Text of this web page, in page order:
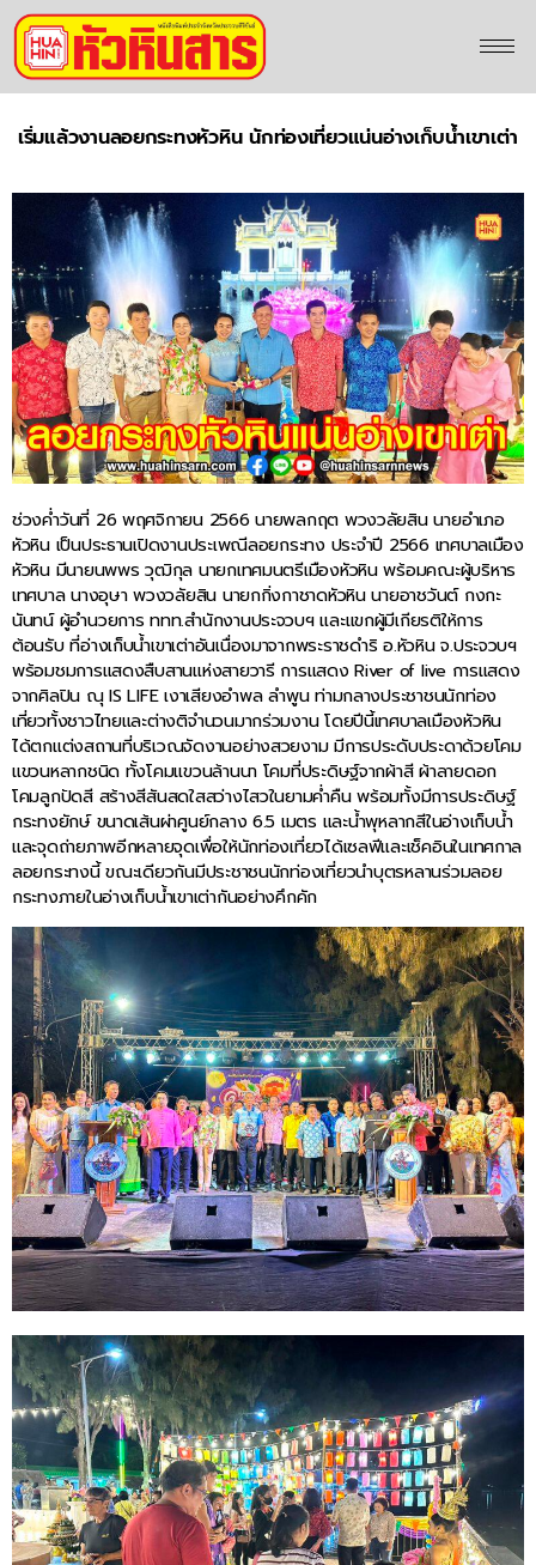
เริ่มแล้วงานลอยกระทงหัวหิน นักท่องเที่ยวแน่นอ่างเก็บน้ำเขาเต่า
ช่วงค่ำวันที่ 26 พฤศจิกายน 2566 นายพลกฤต พวงวลัยสิน นายอำเภอ
หัวหิน เป็นประธานเปิดงานประเพณีลอยกระทง ประจำปี 2566 เทศบาลเมือง
หัวหิน มีนายนพพร วุฒิกุล นายกเทศมนตรีเมืองหัวหิน พร้อมคณะผู้บริหาร
เทศบาล นางอุษา พวงวลัยสิน นายกกิ่งกาชาดหัวหิน นายอาชวันต์ กงกะ
นันทน์ ผู้อำนวยการ ททท.สำนักงานประจวบฯ และแขกผู้มีเกียรติให้การ
ต้อนรับ ที่อ่างเก็บน้ำเขาเต่าอันเนื่องมาจากพระราชดำริ อ.หัวหิน จ.ประจวบฯ
พร้อมชมการแสดงสืบสานแห่งสายวารี การแสดง River of live การแสดง
จากศิลปิน ณุ IS LIFE เงาเสียงอำพล ลำพูน ท่ามกลางประชาชนนักท่อง
เที่ยวทั้งชาวไทยและต่างติจำนวนมากร่วมงาน โดยปีนี้เทศบาลเมืองหัวหิน
ได้ตกแต่งสถานที่บริเวณจัดงานอย่างสวยงาม มีการประดับประดาด้วยโคม
แขวนหลากชนิด ทั้งโคมแขวนล้านนา โคมที่ประดิษฐ์จากผ้าสี ผ้าลายดอก
โคมลูกปัดสี สร้างสีสันสดใสสว่างไสวในยามค่ำคืน พร้อมทั้งมีการประดิษฐ์
กระทงยักษ์ ขนาดเส้นผ่าศูนย์กลาง 6.5 เมตร และน้ำพุหลากสีในอ่างเก็บน้ำ
และจุดถ่ายภาพอีกหลายจุดเพื่อให้นักท่องเที่ยวได้เซลฟีและเช็คอินในเทศกาล
ลอยกระทงนี้ ขณะเดียวกันมีประชาชนนักท่องเที่ยวนำบุตรหลานร่วมลอย
กระทงภายในอ่างเก็บน้ำเขาเต่ากันอย่างคึกคัก